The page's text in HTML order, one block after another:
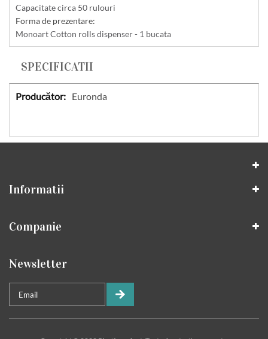
Capacitate circa 50 rulouri
Forma de prezentare:
Monoart Cotton rolls dispenser - 1 bucata
SPECIFICATII
Specificatii Euronda
Informatii
Companie
Newsletter